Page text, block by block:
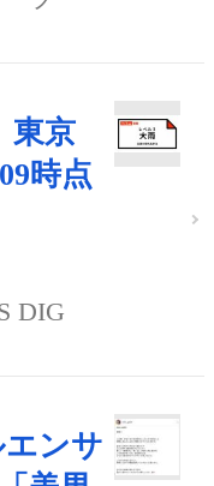
東京
時点
DIG
エンサ